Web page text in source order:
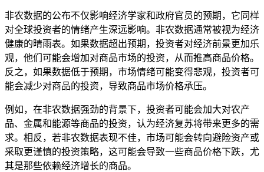
非农数据的公布不仅影响经济学家和政府官员的预期，它同样
对全球投资者的情绪产生深远影响。非农数据通常被视为经济
健康的晴雨表。如果数据超出预期，投资者对经济前景更加乐
观，他们可能会增加对商品市场的投资，从而推高商品价格。
反之，如果数据低于预期，市场情绪可能变得悲观，投资者可
能会减少对商品的投资，导致商品市场价格承压。
例如，在非农数据强劲的背景下，投资者可能会加大对农产
品、金属和能源等商品的投资，认为经济复苏将带来更多的需
求。相反，若非农数据表现不佳，市场可能会转向避险资产或
采取更谨慎的投资策略，这可能会导致一些商品价格下跌，尤
其是那些依赖经济增长的商品。